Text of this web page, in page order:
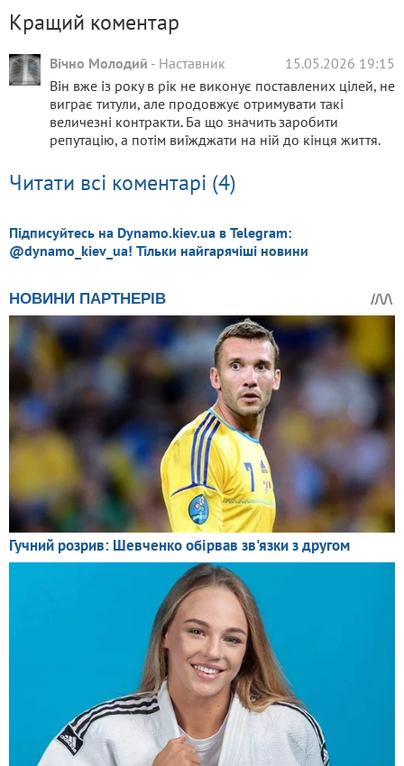
Кращий коментар
Вічно Молодий - Наставник
15.05.2026 19:15
Він вже із року в рік не виконує поставлених цілей, не
виграє титули, але продовжує отримувати такі
величезні контракти. Ба що значить заробити
репутацію, а потім виїжджати на ній до кінця життя.
Читати всі коментарі (4)
Підписуйтесь на Dynamo.kiev.ua в Telegram:
@dynamo_kiev_ua! Тільки найгарячіші новини